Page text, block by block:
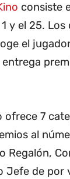
consiste
y el 25. Los
el
entrega
ofrece 7
al
Regalón,
Jefe de